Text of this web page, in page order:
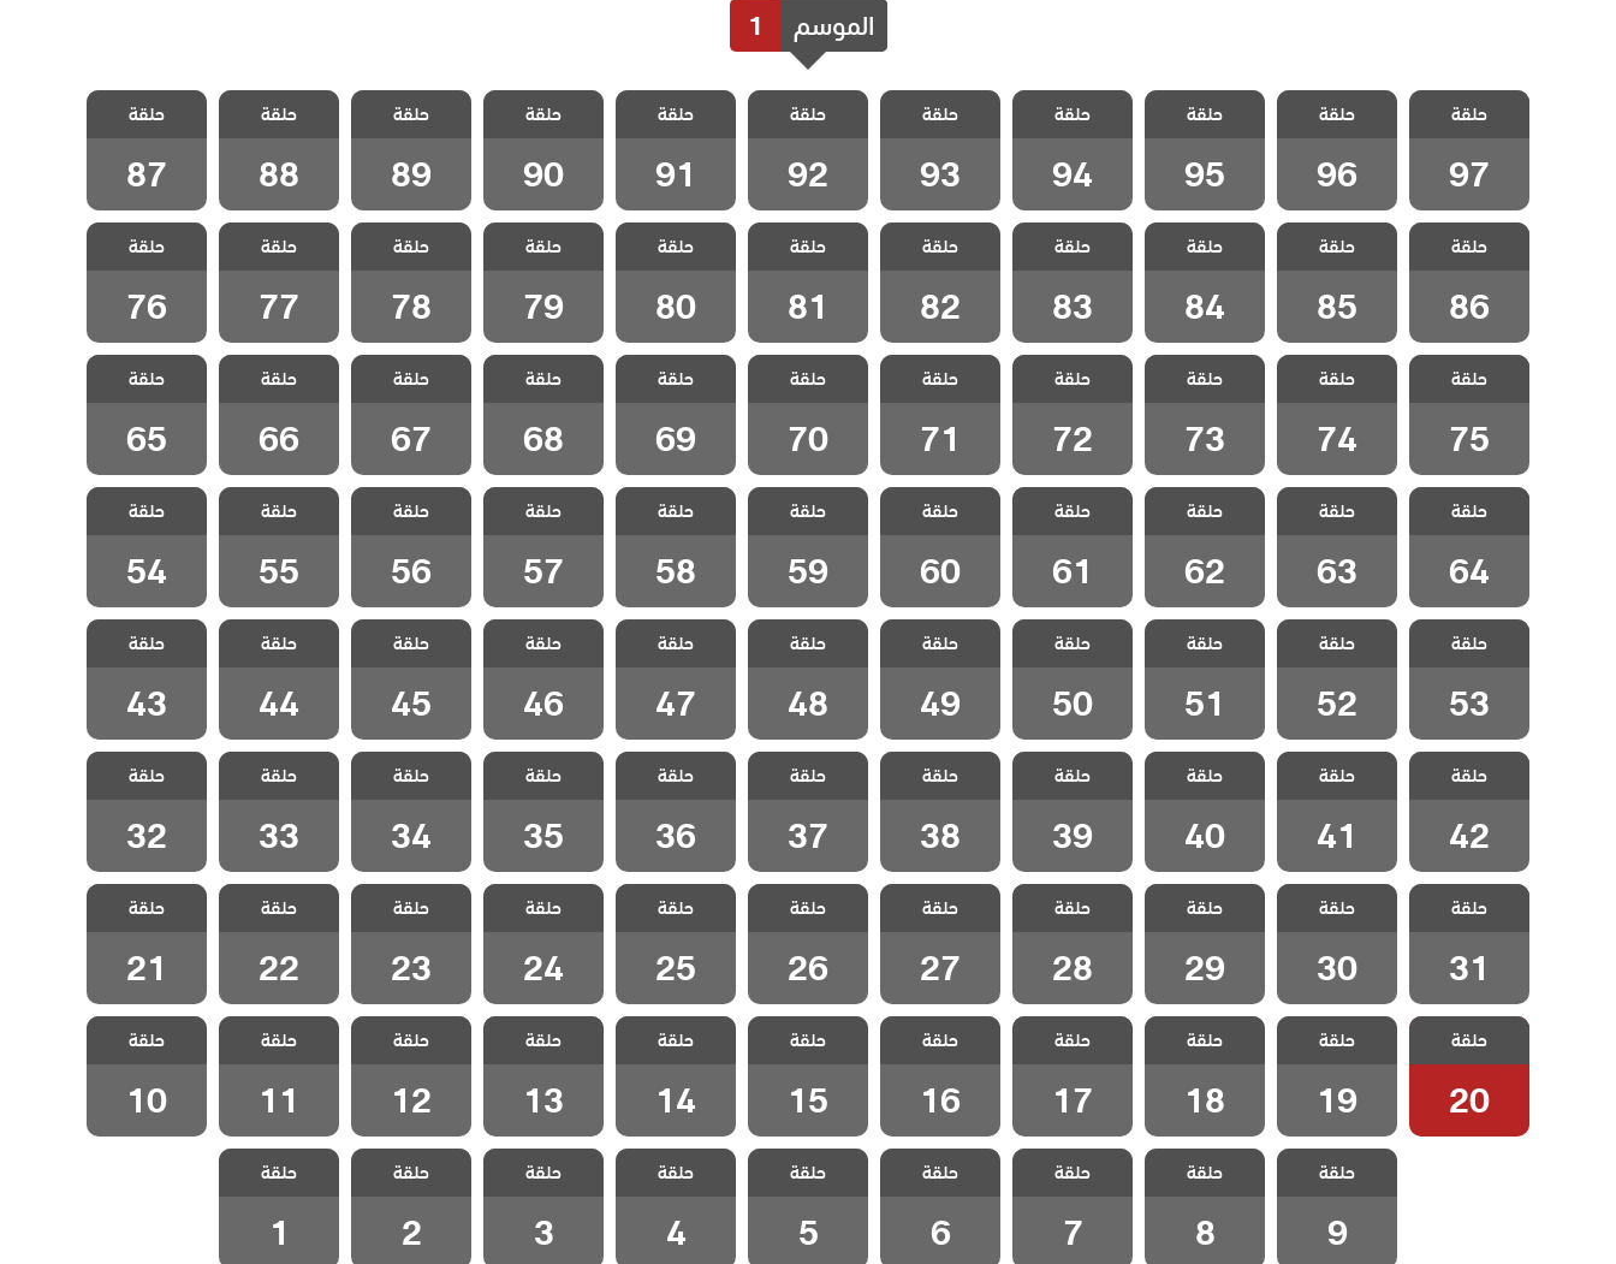
الموسم 1
الرائعة مدبلج
الحلقة 97
والاخيرة
حلقة
97
مسلسل حياتي
الرائعة مدبلج
الحلقة 96
حلقة
96
مسلسل حياتي
الرائعة مدبلج
الحلقة 95
حلقة
95
مسلسل حياتي
الرائعة مدبلج
الحلقة 94
حلقة
94
مسلسل حياتي
الرائعة مدبلج
الحلقة 93
حلقة
93
مسلسل حياتي
الرائعة مدبلج
الحلقة 92
حلقة
92
مسلسل حياتي
الرائعة مدبلج
الحلقة 91
حلقة
91
مسلسل حياتي
الرائعة مدبلج
الحلقة 90
حلقة
90
مسلسل حياتي
الرائعة مدبلج
الحلقة 89
حلقة
89
مسلسل حياتي
الرائعة مدبلج
الحلقة 88
حلقة
88
مسلسل حياتي
الرائعة مدبلج
الحلقة 87
حلقة
87
مسلسل حياتي
الرائعة مدبلج
الحلقة 86
حلقة
86
مسلسل حياتي
الرائعة مدبلج
الحلقة 85
حلقة
85
مسلسل حياتي
الرائعة مدبلج
الحلقة 84
حلقة
84
مسلسل حياتي
الرائعة مدبلج
الحلقة 83
حلقة
83
مسلسل حياتي
الرائعة مدبلج
الحلقة 82
حلقة
82
مسلسل حياتي
الرائعة مدبلج
الحلقة 81
حلقة
81
مسلسل حياتي
الرائعة مدبلج
الحلقة 80
حلقة
80
مسلسل حياتي
الرائعة مدبلج
الحلقة 79
حلقة
79
مسلسل حياتي
الرائعة مدبلج
الحلقة 78
حلقة
78
مسلسل حياتي
الرائعة مدبلج
الحلقة 77
حلقة
77
مسلسل حياتي
الرائعة مدبلج
الحلقة 76
حلقة
76
مسلسل حياتي
الرائعة مدبلج
الحلقة 75
حلقة
75
مسلسل حياتي
الرائعة مدبلج
الحلقة 74
حلقة
74
مسلسل حياتي
الرائعة مدبلج
الحلقة 73
حلقة
73
مسلسل حياتي
الرائعة مدبلج
الحلقة 72
حلقة
72
مسلسل حياتي
الرائعة مدبلج
الحلقة 71
حلقة
71
مسلسل حياتي
الرائعة مدبلج
الحلقة 70
حلقة
70
مسلسل حياتي
الرائعة مدبلج
الحلقة 69
حلقة
69
مسلسل حياتي
الرائعة مدبلج
الحلقة 68
حلقة
68
مسلسل حياتي
الرائعة مدبلج
الحلقة 67
حلقة
67
مسلسل حياتي
الرائعة مدبلج
الحلقة 66
حلقة
66
مسلسل حياتي
الرائعة مدبلج
الحلقة 65
حلقة
65
مسلسل حياتي
الرائعة مدبلج
الحلقة 64
حلقة
64
مسلسل حياتي
الرائعة مدبلج
الحلقة 63
حلقة
63
مسلسل حياتي
الرائعة مدبلج
الحلقة 62
حلقة
62
مسلسل حياتي
الرائعة مدبلج
الحلقة 61
حلقة
61
مسلسل حياتي
الرائعة مدبلج
الحلقة 60
حلقة
60
مسلسل حياتي
الرائعة مدبلج
الحلقة 59
حلقة
59
مسلسل حياتي
الرائعة مدبلج
الحلقة 58
حلقة
58
مسلسل حياتي
الرائعة مدبلج
الحلقة 57
حلقة
57
مسلسل حياتي
الرائعة مدبلج
الحلقة 56
حلقة
56
مسلسل حياتي
الرائعة مدبلج
الحلقة 55
حلقة
55
مسلسل حياتي
الرائعة مدبلج
الحلقة 54
حلقة
54
مسلسل حياتي
الرائعة مدبلج
الحلقة 53
حلقة
53
مسلسل حياتي
الرائعة مدبلج
الحلقة 52
حلقة
52
مسلسل حياتي
الرائعة مدبلج
الحلقة 51
حلقة
51
مسلسل حياتي
الرائعة مدبلج
الحلقة 50
حلقة
50
مسلسل حياتي
الرائعة مدبلج
الحلقة 49
حلقة
49
مسلسل حياتي
الرائعة مدبلج
الحلقة 48
حلقة
48
مسلسل حياتي
الرائعة مدبلج
الحلقة 47
حلقة
47
مسلسل حياتي
الرائعة مدبلج
الحلقة 46
حلقة
46
مسلسل حياتي
الرائعة مدبلج
الحلقة 45
حلقة
45
مسلسل حياتي
الرائعة مدبلج
الحلقة 44
حلقة
44
مسلسل حياتي
الرائعة مدبلج
الحلقة 43
حلقة
43
مسلسل حياتي
الرائعة مدبلج
الحلقة 42
حلقة
42
مسلسل حياتي
الرائعة مدبلج
الحلقة 41
حلقة
41
مسلسل حياتي
الرائعة مدبلج
الحلقة 40
حلقة
40
مسلسل حياتي
الرائعة مدبلج
الحلقة 39
حلقة
39
مسلسل حياتي
الرائعة مدبلج
الحلقة 38
حلقة
38
مسلسل حياتي
الرائعة مدبلج
الحلقة 37
حلقة
37
مسلسل حياتي
الرائعة مدبلج
الحلقة 36
حلقة
36
مسلسل حياتي
الرائعة مدبلج
الحلقة 35
حلقة
35
مسلسل حياتي
الرائعة مدبلج
الحلقة 34
حلقة
34
مسلسل حياتي
الرائعة مدبلج
الحلقة 33
حلقة
33
مسلسل حياتي
الرائعة مدبلج
الحلقة 32
حلقة
32
مسلسل حياتي
الرائعة مدبلج
الحلقة 31
حلقة
31
مسلسل حياتي
الرائعة مدبلج
الحلقة 30
حلقة
30
مسلسل حياتي
الرائعة مدبلج
الحلقة 29
حلقة
29
مسلسل حياتي
الرائعة مدبلج
الحلقة 28
حلقة
28
مسلسل حياتي
الرائعة مدبلج
الحلقة 27
حلقة
27
مسلسل حياتي
الرائعة مدبلج
الحلقة 26
حلقة
26
مسلسل حياتي
الرائعة مدبلج
الحلقة 25
حلقة
25
مسلسل حياتي
الرائعة مدبلج
الحلقة 24
حلقة
24
مسلسل حياتي
الرائعة مدبلج
الحلقة 23
حلقة
23
مسلسل حياتي
الرائعة مدبلج
الحلقة 22
حلقة
22
مسلسل حياتي
الرائعة مدبلج
الحلقة 21
حلقة
21
مسلسل حياتي
الرائعة مدبلج
الحلقة 20
حلقة
20
مسلسل حياتي
الرائعة مدبلج
الحلقة 19
حلقة
19
مسلسل حياتي
الرائعة مدبلج
الحلقة 18
حلقة
18
مسلسل حياتي
الرائعة مدبلج
الحلقة 17
حلقة
17
مسلسل حياتي
الرائعة مدبلج
الحلقة 16
حلقة
16
مسلسل حياتي
الرائعة مدبلج
الحلقة 15
حلقة
15
مسلسل حياتي
الرائعة مدبلج
الحلقة 14
حلقة
14
مسلسل حياتي
الرائعة مدبلج
الحلقة 13
حلقة
13
مسلسل حياتي
الرائعة مدبلج
الحلقة 12
حلقة
12
مسلسل حياتي
الرائعة مدبلج
الحلقة 11
حلقة
11
مسلسل حياتي
الرائعة مدبلج
الحلقة 10
حلقة
10
مسلسل حياتي
الرائعة مدبلج
الحلقة 9
حلقة
9
مسلسل حياتي
الرائعة مدبلج
الحلقة 8
حلقة
8
مسلسل حياتي
الرائعة مدبلج
الحلقة 7
حلقة
7
مسلسل حياتي
الرائعة مدبلج
الحلقة 6
حلقة
6
مسلسل حياتي
الرائعة مدبلج
الحلقة 5
حلقة
5
مسلسل حياتي
الرائعة مدبلج
الحلقة 4
حلقة
4
مسلسل حياتي
الرائعة مدبلج
الحلقة 3
حلقة
3
مسلسل حياتي
الرائعة مدبلج
الحلقة 2
حلقة
2
مسلسل حياتي
الرائعة مدبلج
الحلقة 1
حلقة
1